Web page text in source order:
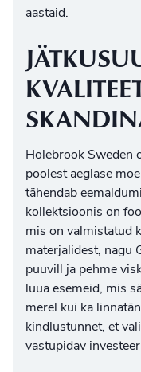
aastaid.
Holebrook Sweden
poolest aeglase
tähendab
kollektsioonis on
mis on valmistatud
materjalidest, nagu
puuvill ja pehme
luua esemeid, mis
merel kui ka
kindlustunnet, et
vastupidav